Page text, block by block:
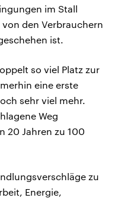
im Stall
den Verbrauchern
ist.
so viel Platz zur
eine erste
sehr viel mehr.
Weg
20 Jahren zu 100
zu
Energie,